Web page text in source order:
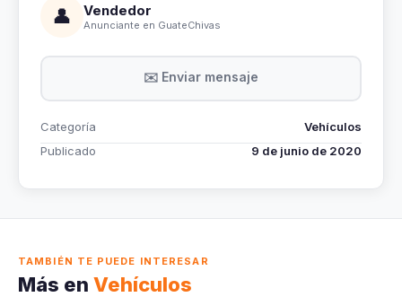
👤 Vendedor
Anunciante en GuateChivas
✉️ Enviar mensaje
Categoría
Vehículos
Publicado
9 de junio de 2020
TAMBIÉN TE PUEDE INTERESAR
Más en Vehículos